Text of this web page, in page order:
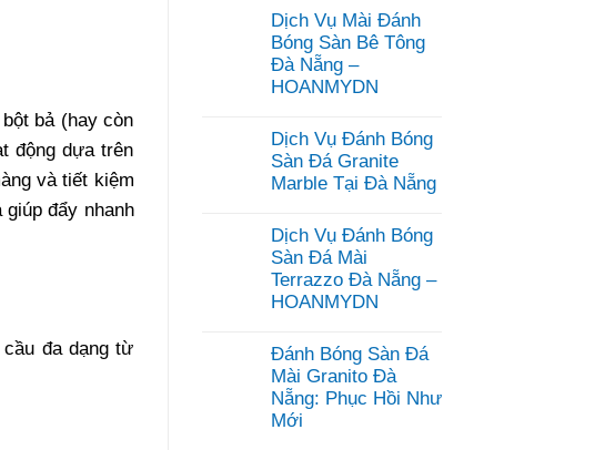
bả (hay còn
động dựa trên
và tiết kiệm
đẩy nhanh
đa dạng từ
Dịch Vụ Mài Đánh
Bóng Sàn Bê Tông
Đà Nẵng –
HOANMYDN
bình
luận
ở
Dịch
Đánh
Bóng
Sàn
Bê
Tông
Đà
HOANMYDN
Dịch Vụ Đánh Bóng
Sàn Đá Granite
Marble Tại Đà Nẵng
bình
luận
ở
Dịch
Vụ
Sàn
Đá
Granite
Marble
Tại
Đà
Dịch Vụ Đánh Bóng
Sàn Đá Mài
Terrazzo Đà Nẵng –
HOANMYDN
bình
luận
ở
Dịch
Vụ
Đánh Bóng Sàn Đá
Mài Granito Đà
Nẵng: Phục Hồi Như
Mới